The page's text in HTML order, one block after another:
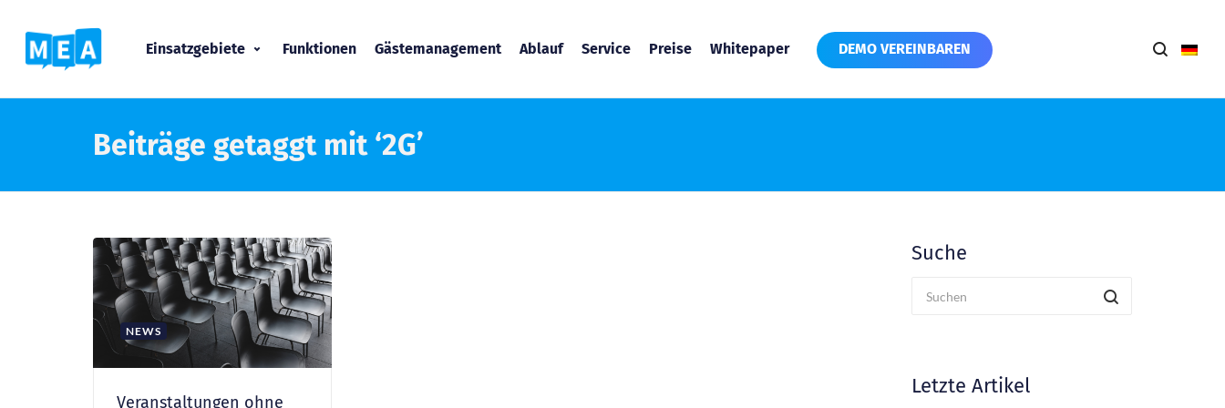
Einsatzgebiete Funktionen Gästemanagement Ablauf Service Preise Whitepaper DEMO VEREINBAREN
Beiträge getaggt mit ‘2G’
NEWS
Veranstaltungen ohne
Suche
Letzte Artikel